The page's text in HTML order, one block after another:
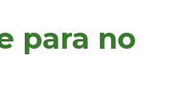
para no